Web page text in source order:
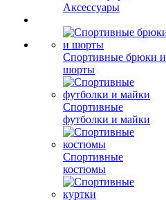
Аксессуары
Спортивные брюки и
шорты
Спортивные
футболки и майки
Спортивные
костюмы